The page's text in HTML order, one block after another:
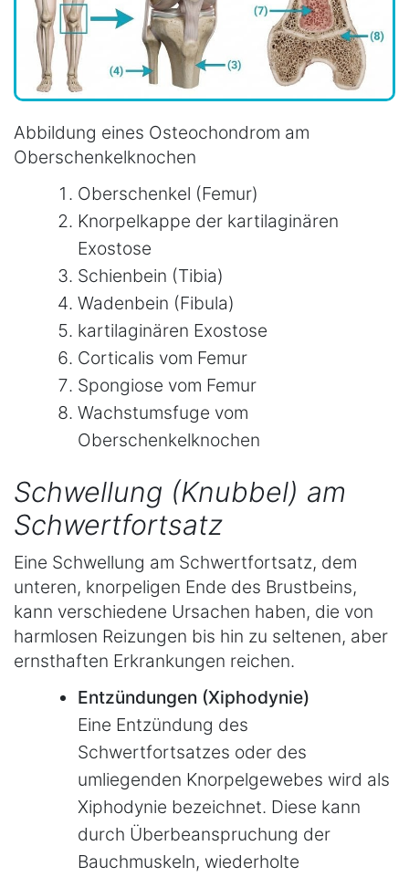
Abbildung eines Osteochondrom am
Oberschenkelknochen
Oberschenkel (Femur)
Knorpelkappe der kartilaginären
Exostose
Schienbein (Tibia)
Wadenbein (Fibula)
kartilaginären Exostose
Corticalis vom Femur
Spongiose vom Femur
Wachstumsfuge vom
Oberschenkelknochen
Schwellung (Knubbel) am
Schwertfortsatz
Eine Schwellung am Schwertfortsatz, dem
unteren, knorpeligen Ende des Brustbeins,
kann verschiedene Ursachen haben, die von
harmlosen Reizungen bis hin zu seltenen, aber
ernsthaften Erkrankungen reichen.
Entzündungen (Xiphodynie)
Eine Entzündung des
Schwertfortsatzes oder des
umliegenden Knorpelgewebes wird als
Xiphodynie bezeichnet. Diese kann
durch Überbeanspruchung der
Bauchmuskeln, wiederholte